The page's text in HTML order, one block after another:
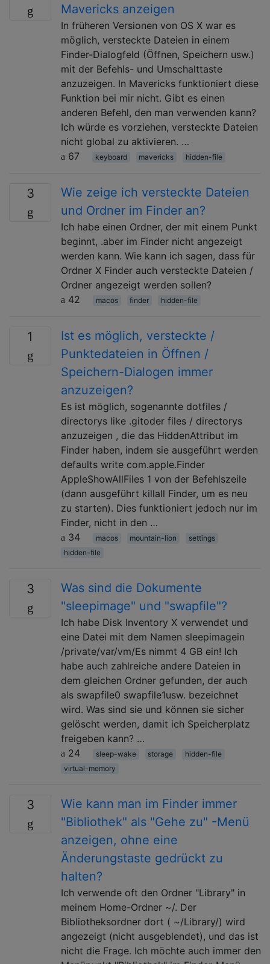
Mavericks anzeigen
In früheren Versionen von OS X war es
möglich, versteckte Dateien in einem
Finder-Dialogfeld (Öffnen, Speichern usw.)
mit der Befehls- und Umschalttaste
anzuzeigen. In Mavericks funktioniert diese
Funktion bei mir nicht. Gibt es einen
anderen Befehl, den man verwenden kann?
Ich würde es vorziehen, versteckte Dateien
nicht global zu aktivieren. …
67
keyboard mavericks hidden-file
3
Wie zeige ich versteckte Dateien
und Ordner im Finder an?
Ich habe einen Ordner, der mit einem Punkt
beginnt, .aber im Finder nicht angezeigt
werden kann. Wie kann ich sagen, dass für
Ordner X Finder auch versteckte Dateien /
Ordner angezeigt werden sollen?
42
macos finder hidden-file
1
Ist es möglich, versteckte /
Punktedateien in Öffnen /
Speichern-Dialogen immer
anzuzeigen?
Es ist möglich, sogenannte dotfiles /
directorys like .gitoder files / directorys
anzuzeigen , die das HiddenAttribut im
Finder haben, indem sie ausgeführt werden
defaults write com.apple.Finder
AppleShowAllFiles 1 von der Befehlszeile
(dann ausgeführt killall Finder, um es neu
zu starten). Dies funktioniert jedoch nur im
Finder, nicht in den …
34
macos mountain-lion
settings
hidden-file
3
Was sind die Dokumente
"sleepimage" und "swapfile"?
Ich habe Disk Inventory X verwendet und
eine Datei mit dem Namen sleepimagein
/private/var/vm/Es nimmt 4 GB ein! Ich
habe auch zahlreiche andere Dateien in
dem gleichen Ordner gefunden, der auch
als swapfile0 swapfile1usw. bezeichnet
wird. Was sind sie und können sie sicher
gelöscht werden, damit ich Speicherplatz
freigeben kann? …
24
sleep-wake storage
hidden-file
virtual-memory
3
Wie kann man im Finder immer
"Bibliothek" als "Gehe zu" -Menü
anzeigen, ohne eine
Änderungstaste gedrückt zu
halten?
Ich verwende oft den Ordner "Library" in
meinem Home-Ordner ~/. Der
Bibliotheksordner dort ( ~/Library/) wird
angezeigt (nicht ausgeblendet), und das ist
nicht die Frage. Ich möchte auch immer den